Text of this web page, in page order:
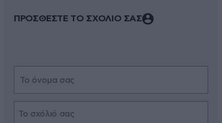
ΠΡΟΣΘΕΣΤΕ ΤΟ ΣΧΟΛΙΟ ΣΑΣ